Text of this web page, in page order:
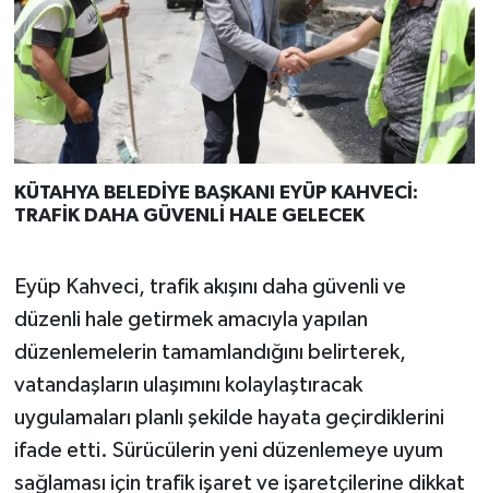
KÜTAHYA BELEDİYE BAŞKANI EYÜP KAHVECİ:
TRAFİK DAHA GÜVENLİ HALE GELECEK
Eyüp Kahveci, trafik akışını daha güvenli ve
düzenli hale getirmek amacıyla yapılan
düzenlemelerin tamamlandığını belirterek,
vatandaşların ulaşımını kolaylaştıracak
uygulamaları planlı şekilde hayata geçirdiklerini
ifade etti. Sürücülerin yeni düzenlemeye uyum
sağlaması için trafik işaret ve işaretçilerine dikkat